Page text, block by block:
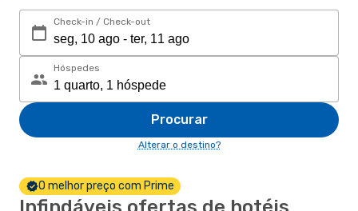
Check-in / Check-out
Hóspedes
Procurar
Alterar o destino?
O melhor preço com Prime